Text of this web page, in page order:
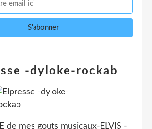
-dyloke-rockab
de mes gouts musicaux-ELVIS -